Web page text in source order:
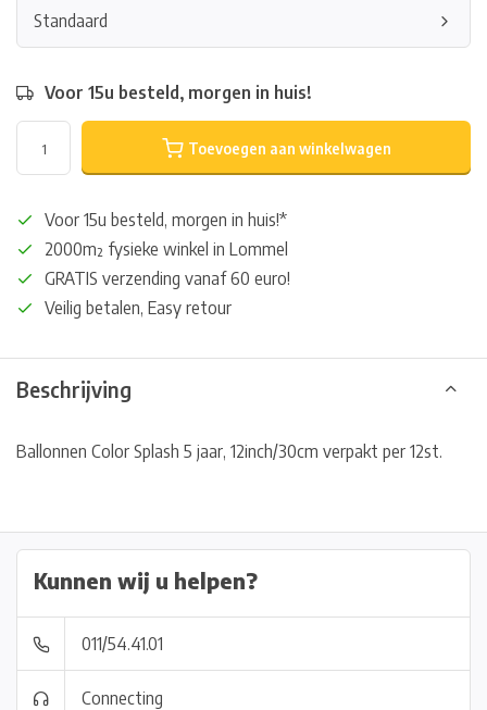
Standaard
Voor 15u besteld, morgen in huis!
Toevoegen aan winkelwagen
Voor 15u besteld, morgen in huis!*
2000m² fysieke winkel in Lommel
GRATIS verzending vanaf 60 euro!
Veilig betalen, Easy retour
Beschrijving
Ballonnen Color Splash 5 jaar, 12inch/30cm verpakt per 12st.
Kunnen wij u helpen?
011/54.41.01
Connecting